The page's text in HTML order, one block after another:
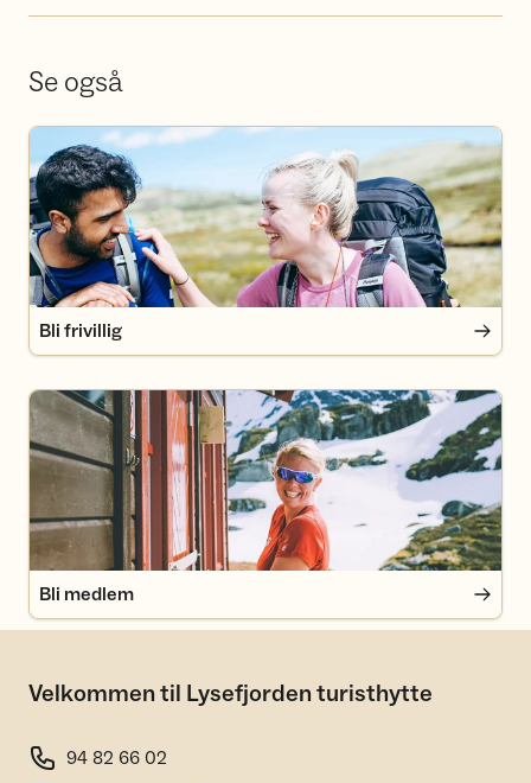
Se også
Bli frivillig
Bli frivillig
Bli medlem
Bli medlem
Velkommen til Lysefjorden turisthytte
94 82 66 02